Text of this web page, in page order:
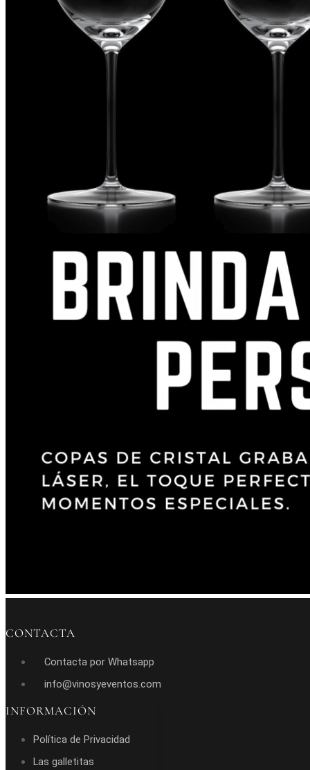
CONTACTA
Contacta por Whatsapp
info@vinosyeventos.com
INFORMACIÓN
Política de Privacidad
Las galletitas